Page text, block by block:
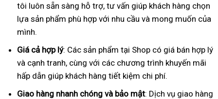
tôi luôn sẵn sàng hỗ trợ, tư vấn giúp khách hàng chọn
lựa sản phẩm phù hợp với nhu cầu và mong muốn của
mình.
Giá cả hợp lý: Các sản phẩm tại Shop có giá bán hợp lý
và cạnh tranh, cùng với các chương trình khuyến mãi
hấp dẫn giúp khách hàng tiết kiệm chi phí.
Giao hàng nhanh chóng và bảo mật: Dịch vụ giao hàng